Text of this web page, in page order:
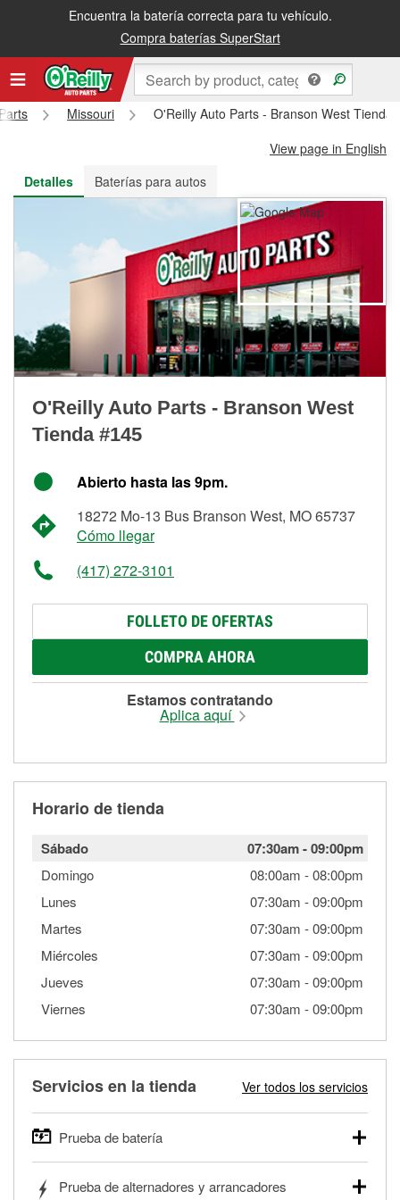
Encuentra la batería correcta para tu vehículo.
Compra baterías SuperStart
Recibe tu orden gratis al día siguiente o recógela en la tienda
Missouri
O'Reilly Auto Parts - Branson West Tienda
View page in English
Detalles
Baterías para autos
O'Reilly Auto Parts - Branson West
Tienda #145
Abierto hasta las 9pm.
18272 Mo-13 Bus Branson West, MO 65737
Cómo llegar
(417) 272-3101
FOLLETO DE OFERTAS
COMPRA AHORA
Estamos contratando
Aplica aquí
Horario de tienda
Sábado 07:30am-09:00pm
Domingo 08:00am -08:00pm
Lunes
07:30am -09:00pm
Martes
07:30am -09:00pm
Miércoles
07:30am -09:00pm
Jueves
07:30am -09:00pm
Viernes
07:30am -09:00pm
Servicios en la tienda Ver todos los servicios
Prueba de batería
autos, camionetas, SUVs, vehículos comerciales y
Prueba de alternadores y arrancadores